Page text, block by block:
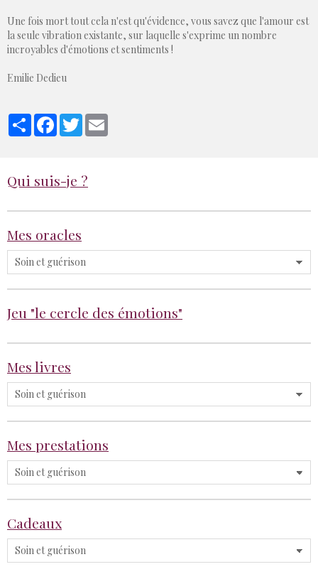
Une fois mort tout cela n'est qu'évidence, vous savez que l'amour est
la seule vibration existante, sur laquelle s'exprime un nombre
incroyables d'émotions et sentiments !
Emilie Dedieu
PartagerFacebook
Twitter
Qui suis-je ?
Mes oracles
Jeu "le cercle des émotions"
Mes livres
Mes prestations
Cadeaux